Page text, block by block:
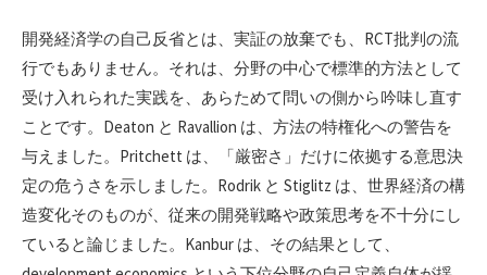
開発経済学の自己反省とは、実証の放棄でも、RCT批判の流
行でもありません。それは、分野の中心で標準的方法として
受け入れられた実践を、あらためて問いの側から吟味し直す
ことです。Deaton と Ravallion は、方法の特権化への警告を
与えました。Pritchett は、「厳密さ」だけに依拠する意思決
定の危うさを示しました。Rodrik と Stiglitz は、世界経済の構
造変化そのものが、従来の開発戦略や政策思考を不十分にし
ていると論じました。Kanbur は、その結果として、